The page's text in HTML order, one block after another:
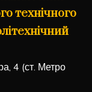
технічного
4 (ст. Метро